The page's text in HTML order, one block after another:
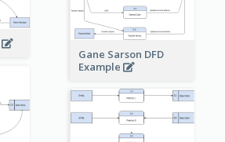
Gane Sarson DFD
Example